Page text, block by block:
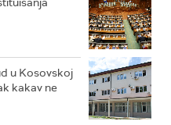
u Kosovskoj
kakav ne